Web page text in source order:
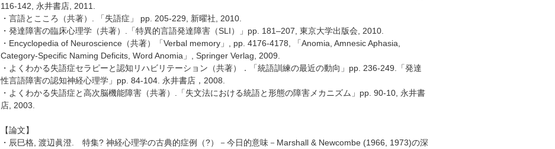
116-142, 永井書店, 2011.
・言語とこころ（共著）. 「失語症」 pp. 205-229, 新曜社, 2010.
・発達障害の臨床心理学（共著）.「特異的言語発達障害（SLI）」pp. 181–207, 東京大学出版会, 2010.
・Encyclopedia of Neuroscience（共著）「Verbal memory」, pp. 4176-4178, 「Anomia, Amnesic Aphasia,
Category-Specific Naming Deficits, Word Anomia」, Springer Verlag, 2009.
・よくわかる失語症セラピーと認知リハビリテーション（共著）．「統語訓練の最近の動向」pp. 236-249.「発達
性言語障害の認知神経心理学」pp. 84-104. 永井書店，2008.
・よくわかる失語症と高次脳機能障害（共著）.「失文法における統語と形態の障害メカニズム」pp. 90-10, 永井書
店, 2003.
【論文】
・辰巳格, 渡辺眞澄. 特集? 神経心理学の古典的症例（?）－今日的意味－Marshall & Newcombe (1966, 1973)の深